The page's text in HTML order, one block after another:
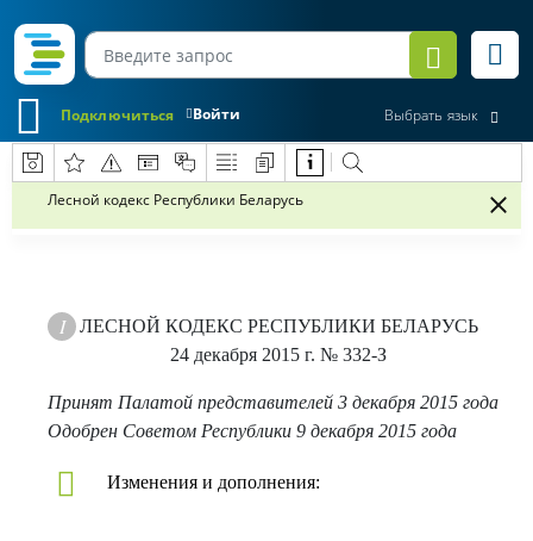
Войти
Подключиться Выбрать язык
Лесной кодекс Республики Беларусь
ЛЕСНОЙ КОДЕКС РЕСПУБЛИКИ БЕЛАРУСЬ
24 декабря 2015 г. № 332-З
Принят Палатой представителей 3 декабря 2015 года
Одобрен Советом Республики 9 декабря 2015 года
Изменения и дополнения: